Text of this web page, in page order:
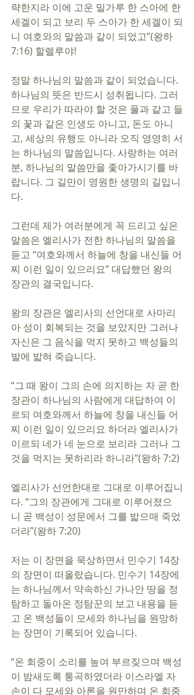
략한지라 이에 고운 밀가루 한 스아에 한
세겔이 되고 보리 두 스아가 한 세겔이 되
니 여호와의 말씀과 같이 되었고”(왕하
7:16) 할렐루야!
정말 하나님의 말씀과 같이 되었습니다.
하나님의 뜻은 반드시 성취됩니다. 그러
므로 우리가 따라야 할 것은 풀과 같고 들
의 꽃과 같은 인생도 아니고, 돈도 아니
고, 세상의 유행도 아니라 오직 영영히 서
는 하나님의 말씀입니다. 사랑하는 여러
분, 하나님의 말씀만을 좇아가시기를 바
랍니다. 그 길만이 영원한 생명의 길입니
다.
그런데 제가 여러분에게 꼭 드리고 싶은
말씀은 엘리사가 전한 하나님의 말씀을
듣고 “여호와께서 하늘에 창을 내신들 어
찌 이런 일이 있으리요” 대답했던 왕의
장관의 결국입니다.
왕의 장관은 엘리사의 선언대로 사마리
아 성이 회복되는 것을 보았지만 그러나
자신은 그 음식을 먹지 못하고 백성들의
발에 밟혀 죽습니다.
“그 때 왕이 그의 손에 의지하는 자 곧 한
장관이 하나님의 사람에게 대답하여 이
르되 여호와께서 하늘에 창을 내신들 어
찌 이런 일이 있으리요 하더라 엘리사가
이르되 네가 네 눈으로 보리라 그러나 그
것을 먹지는 못하리라 하니라”(왕하 7:2)
엘리사가 선언한대로 그대로 이루어집니
다. “그의 장관에게 그대로 이루어졌으
니 곧 백성이 성문에서 그를 밟으매 죽었
더라”(왕하 7:20)
저는 이 장면을 묵상하면서 민수기 14장
의 장면이 떠올랐습니다. 민수기 14장에
는 하나님께서 약속하신 가나안 땅을 정
탐하고 돌아온 정탐꾼의 보고 내용을 듣
고 온 백성들이 모세와 하나님을 원망하
는 장면이 기록되어 있습니다.
“온 회중이 소리를 높여 부르짖으며 백성
이 밤새도록 통곡하였더라 이스라엘 자
손이 다 모세와 아론을 원만하며 온 회중